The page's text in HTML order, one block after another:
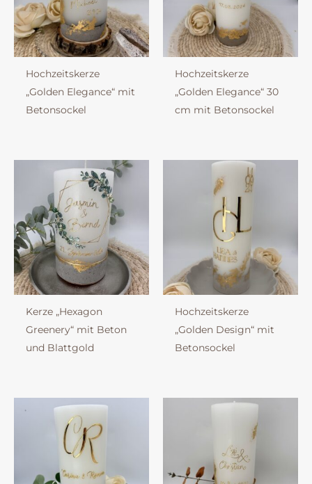
Hochzeitskerze
„Golden Elegance“ mit
Betonsockel
Hochzeitskerze
„Golden Elegance“ 30
cm mit Betonsockel
Kerze „Hexagon
Greenery“ mit Beton
und Blattgold
Hochzeitskerze
„Golden Design“ mit
Betonsockel